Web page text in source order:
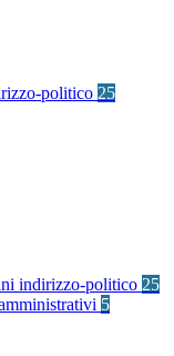
politico 25
indirizzo-politico 25
5